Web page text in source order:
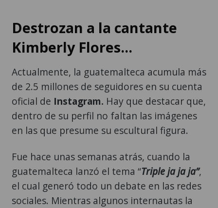
Destrozan a la cantante
Kimberly Flores...
Actualmente, la guatemalteca acumula más
de 2.5 millones de seguidores en su cuenta
oficial de Instagram. Hay que destacar que,
dentro de su perfil no faltan las imágenes
en las que presume su escultural figura.
Fue hace unas semanas atrás, cuando la
guatemalteca lanzó el tema “Triple ja ja ja”,
el cual generó todo un debate en las redes
sociales. Mientras algunos internautas la